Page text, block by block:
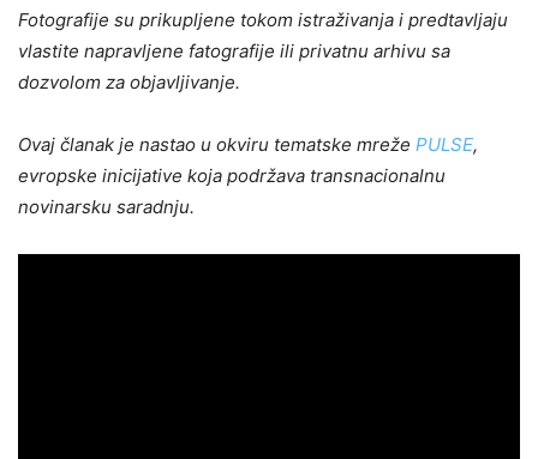
Fotografije su prikupljene tokom istraživanja i predtavljaju
vlastite napravljene fatografije ili privatnu arhivu sa
dozvolom za objavljivanje.
Ovaj članak je nastao u okviru tematske mreže PULSE,
evropske inicijative koja podržava transnacionalnu
novinarsku saradnju.